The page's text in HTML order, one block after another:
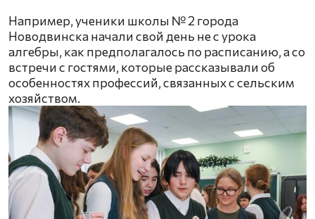
Например, ученики школы № 2 города
Новодвинска начали свой день не с урока
алгебры, как предполагалось по расписанию, а со
встречи с гостями, которые рассказывали об
особенностях профессий, связанных с сельским
хозяйством.